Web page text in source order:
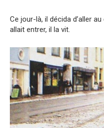
Ce jour-là, il décida d’aller
allait entrer, il la vit.